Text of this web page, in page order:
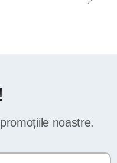
noastre.